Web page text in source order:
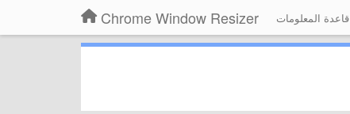
Chrome Window Resizer قاعدة المعلومات